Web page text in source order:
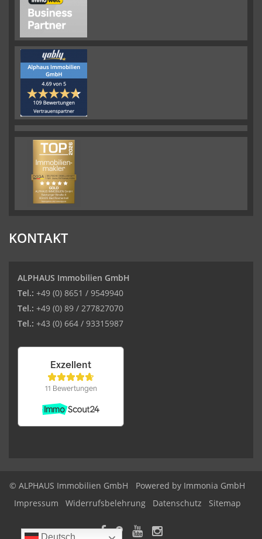
KONTAKT
ALPHAUS Immobilien GmbH
Tel.: +49 (0) 8651 / 9549940
Tel.: +49 (0) 89 / 277827070
Tel.: +43 (0) 664 / 93315987
© ALPHAUS Immobilien GmbH
Powered by Immonia GmbH
Impressum
Widerrufsbelehrung Datenschutz Sitemap